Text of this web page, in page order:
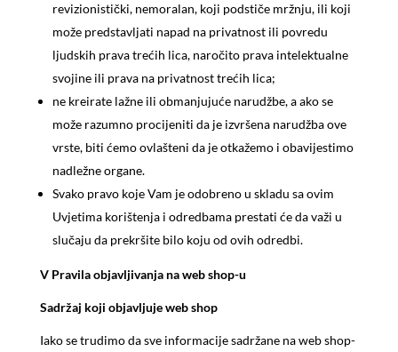
revizionistički, nemoralan, koji podstiče mržnju, ili koji
može predstavljati napad na privatnost ili povredu
ljudskih prava trećih lica, naročito prava intelektualne
svojine ili prava na privatnost trećih lica;
ne kreirate lažne ili obmanjujuće narudžbe, a ako se
može razumno procijeniti da je izvršena narudžba ove
vrste, biti ćemo ovlašteni da je otkažemo i obavijestimo
nadležne organe.
Svako pravo koje Vam je odobreno u skladu sa ovim
Uvjetima korištenja i odredbama prestati će da važi u
slučaju da prekršite bilo koju od ovih odredbi.
V Pravila objavljivanja na web shop-u
Sadržaj koji objavljuje web shop
Iako se trudimo da sve informacije sadržane na web shop-